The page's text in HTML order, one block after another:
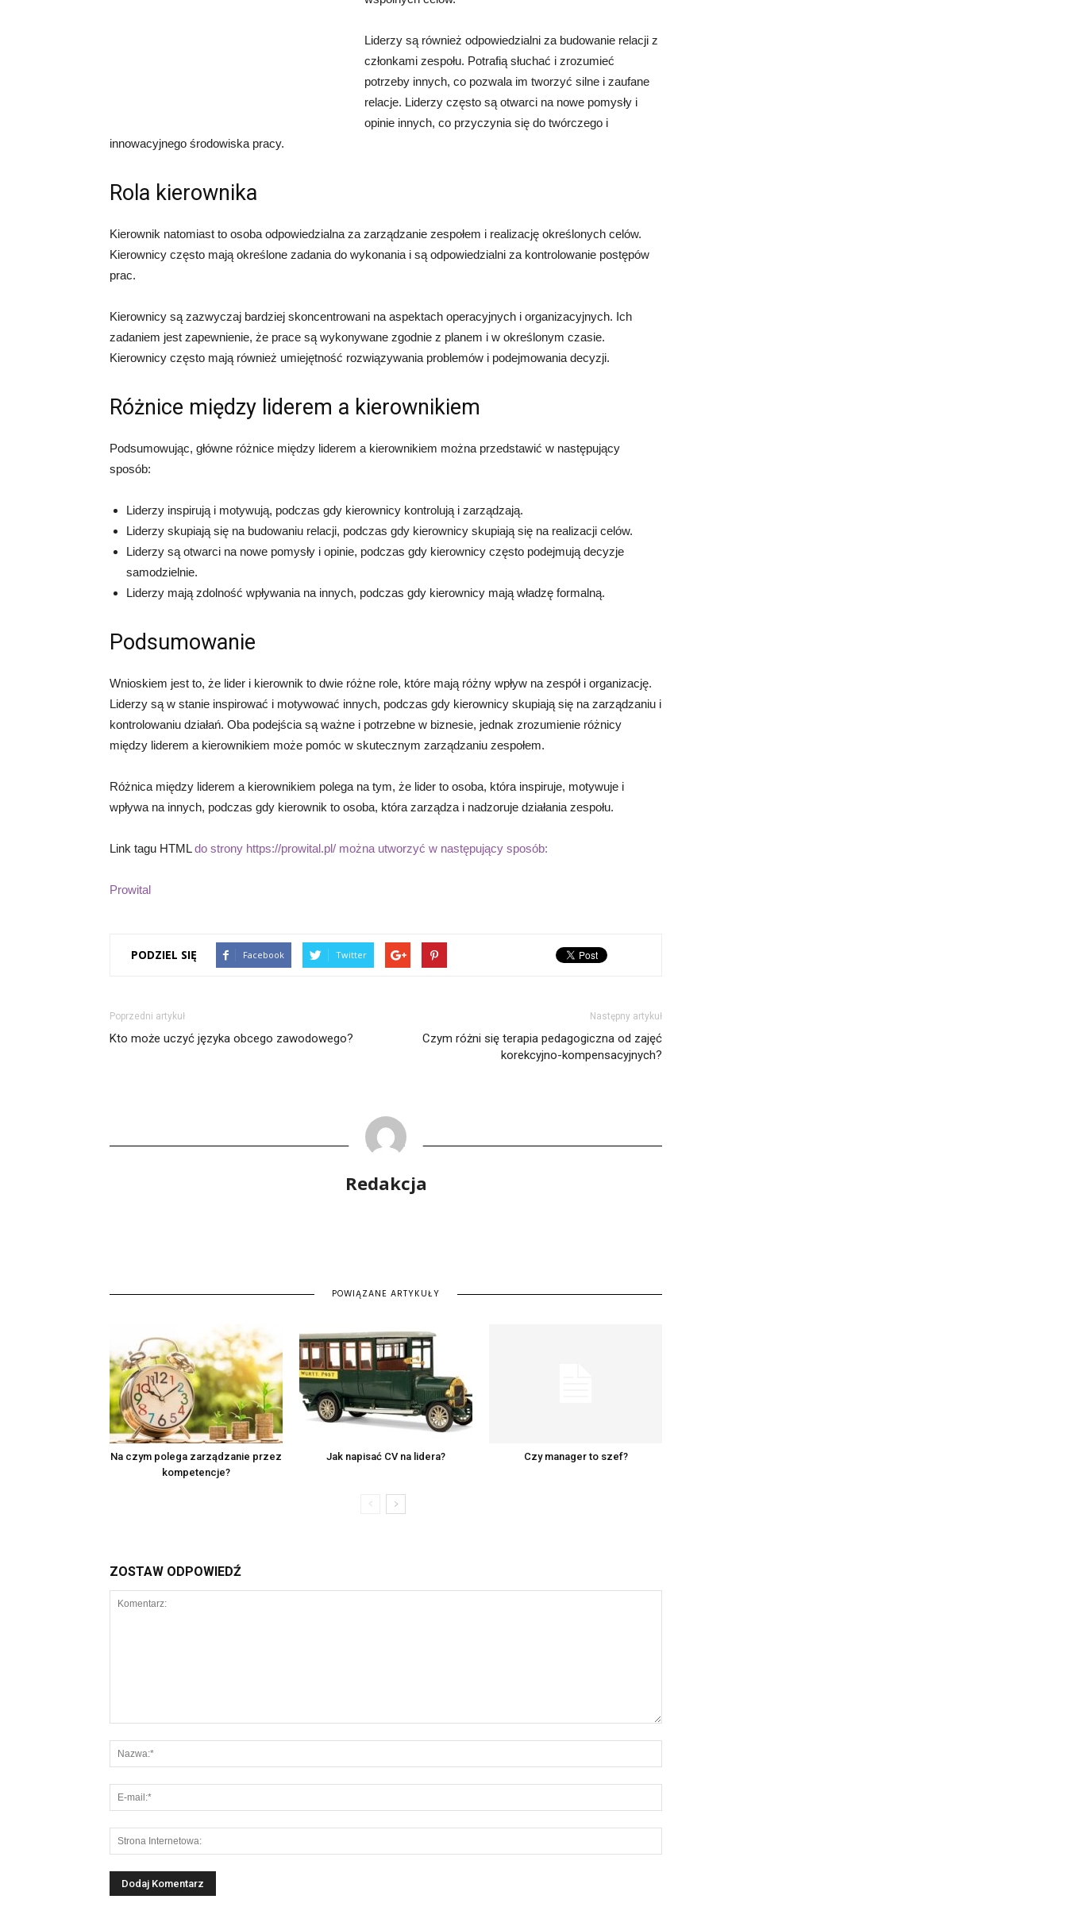
Liderzy są również odpowiedzialni za budowanie relacji z
członkami zespołu. Potrafią słuchać i zrozumieć
potrzeby innych, co pozwala im tworzyć silne i zaufane
relacje. Liderzy często są otwarci na nowe pomysły i
opinie innych, co przyczynia się do twórczego i
innowacyjnego środowiska pracy.
Rola kierownika
Kierownik natomiast to osoba odpowiedzialna za zarządzanie zespołem i realizację określonych celów.
Kierownicy często mają określone zadania do wykonania i są odpowiedzialni za kontrolowanie postępów
prac.
Kierownicy są zazwyczaj bardziej skoncentrowani na aspektach operacyjnych i organizacyjnych. Ich
zadaniem jest zapewnienie, że prace są wykonywane zgodnie z planem i w określonym czasie.
Kierownicy często mają również umiejętność rozwiązywania problemów i podejmowania decyzji.
Różnice między liderem a kierownikiem
Podsumowując, główne różnice między liderem a kierownikiem można przedstawić w następujący
sposób:
Liderzy inspirują i motywują, podczas gdy kierownicy kontrolują i zarządzają.
Liderzy skupiają się na budowaniu relacji, podczas gdy kierownicy skupiają się na realizacji celów.
Liderzy są otwarci na nowe pomysły i opinie, podczas gdy kierownicy często podejmują decyzje
samodzielnie.
Liderzy mają zdolność wpływania na innych, podczas gdy kierownicy mają władzę formalną.
Podsumowanie
Wnioskiem jest to, że lider i kierownik to dwie różne role, które mają różny wpływ na zespół i organizację.
Liderzy są w stanie inspirować i motywować innych, podczas gdy kierownicy skupiają się na zarządzaniu i
kontrolowaniu działań. Oba podejścia są ważne i potrzebne w biznesie, jednak zrozumienie różnicy
między liderem a kierownikiem może pomóc w skutecznym zarządzaniu zespołem.
Różnica między liderem a kierownikiem polega na tym, że lider to osoba, która inspiruje, motywuje i
wpływa na innych, podczas gdy kierownik to osoba, która zarządza i nadzoruje działania zespołu.
Link tagu HTMLdo strony https://prowital.pl/ można utworzyć w następujący sposób:
Prowital
PODZIEL SIĘ Facebook Twitter
Poprzedni artykuł
Kto może uczyć języka obcego zawodowego?
Następny artykuł
Czym różni się terapia pedagogiczna od zajęć
korekcyjno-kompensacyjnych?
Redakcja
POWIĄZANE ARTYKUŁY
Na czym polega zarządzanie przez
kompetencje?
Jak napisać CV na lidera? Czy manager to szef?
ZOSTAW ODPOWIEDŹ